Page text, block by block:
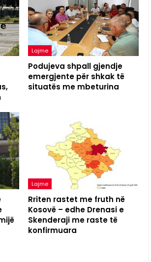
Lajme
Podujeva shpall gjendje
emergjente për shkak të
situatës me mbeturina
Lajme
Rriten rastet me fruth në
Kosovë – edhe Drenasi e
Skenderaji me raste të
konfirmuara